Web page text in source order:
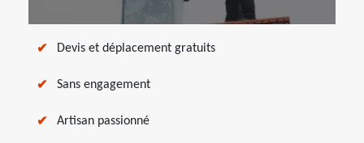
Devis et déplacement gratuits
Sans engagement
Artisan passionné